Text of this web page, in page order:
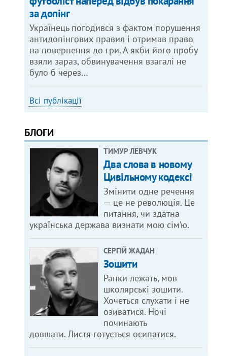
за допінг
Українець погодився з фактом порушення
антидопінгових правил і отримав право
на повернення до гри. А якби його пробу
взяли зараз, обвинувачення взагалі не
було б через…
Всі публікації
БЛОГИ
ТИМУР ЛЕВЧУК
Два слова в новому
Цивільному кодексі
Змінити одне речення
— це не революція. Це
питання, чи здатна
українська держава визнати мою сім’ю.
СЕРГІЙ ЖАДАН
Зошити
Ранки лежать, мов
школярські зошити.
Хочеться слухати і не
озиватися. Ночі
починають
довшати. Листя готується осипатися.